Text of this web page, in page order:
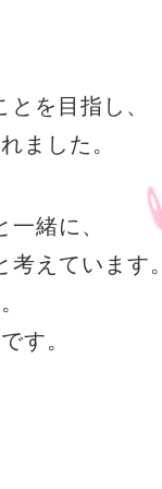
とを目指し、
ました。
緒に、
えています。
す。